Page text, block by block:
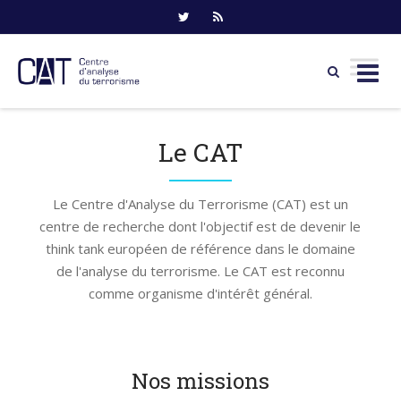
Le CAT
Le Centre d'Analyse du Terrorisme (CAT) est un
centre de recherche dont l'objectif est de devenir le
think tank européen de référence dans le domaine
de l'analyse du terrorisme. Le CAT est reconnu
comme organisme d'intérêt général.
Nos missions